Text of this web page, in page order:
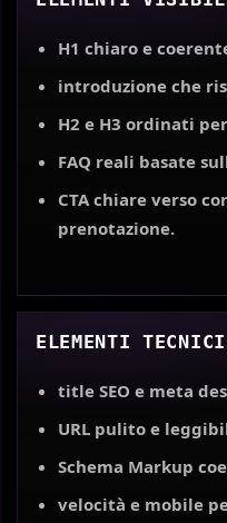
H1 chiaro e
introduzione che
H2 e H3 ordinati
FAQ reali basate
CTA chiare verso
prenotazione.
ELEMENTI TECNICI
title SEO e meta
URL pulito e
Schema Markup
velocità e mobile